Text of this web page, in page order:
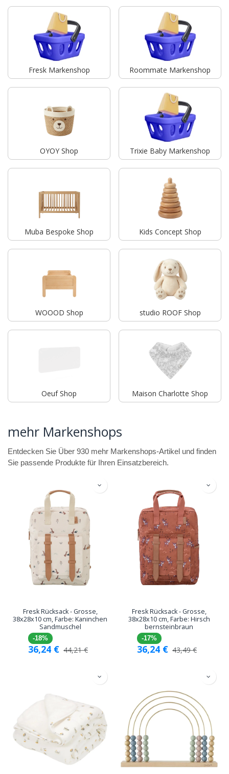
Fresk Markenshop Roommate Markenshop
OYOY Shop Trixie Baby Markenshop
Muba Bespoke Shop Kids Concept Shop
WOOOD Shop studio ROOF Shop
Oeuf Shop Maison Charlotte Shop
mehr Markenshops
Entdecken Sie Über 930 mehr Markenshops-Artikel und finden
Sie passende Produkte für Ihren Einsatzbereich.
Fresk Rücksack - Grosse,
38x28x10 cm, Farbe: Kaninchen
Sandmuschel
-18%
36,24 € 44,21€
Fresk Rücksack - Grosse,
38x28x10 cm, Farbe: Hirsch
bernsteinbraun
-17%
36,24 € 43,49€